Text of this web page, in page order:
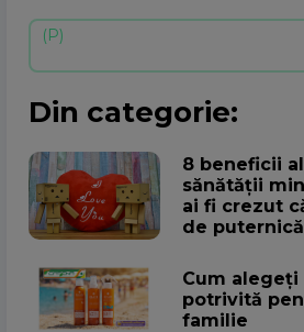
Din categorie:
8 beneficii
sănătății
ai fi crezut
de
Cum
potrivită
familie